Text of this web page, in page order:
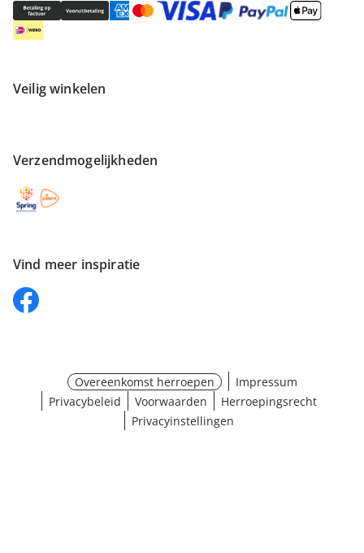
Veilig winkelen
Verzendmogelijkheden
Vind meer inspiratie
Overeenkomst herroepen
Impressum
Privacybeleid
Voorwaarden
Herroepingsrecht
Privacyinstellingen